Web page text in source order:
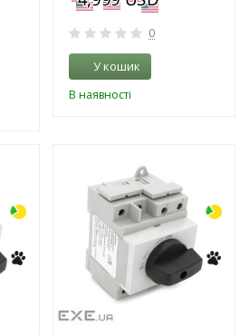
0
У кошик
В наявності